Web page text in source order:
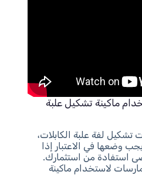
ماكينة تشكيل علبة
تشكيل لفة علبة الكابلات،
وضعها في الاعتبار إذا
استفادة من استثمارك.
لاستخدام ماكينة